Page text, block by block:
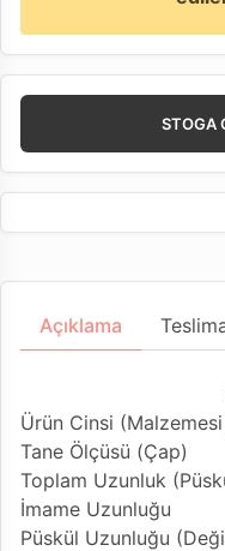
STOGA
Açıklama
Ürün Cinsi
Tane Ölçüsü (Çap)
Toplam Uzunluk
İmame Uzunluğu
Püskül Uzunluğu